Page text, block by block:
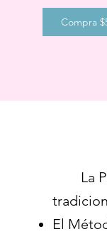
Compra
La
El